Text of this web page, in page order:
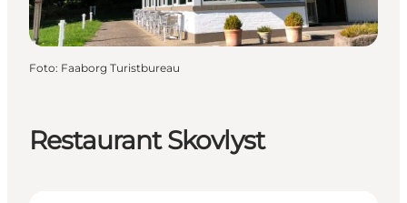
Restaurant Skovlyst
Foto: Faaborg Turistbureau